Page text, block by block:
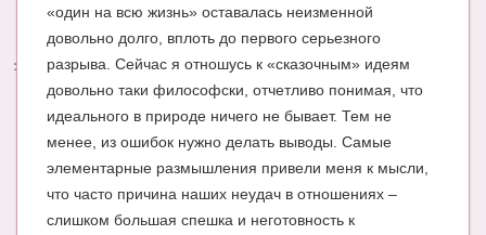
Календарь беременности
Энциклопедия
МАМИНА БИБЛИОТЕКА
Энциклопедия беременных
«один на всю жизнь» оставалась неизменной
довольно долго, вплоть до первого серьезного
разрыва. Сейчас я отношусь к «сказочным» идеям
довольно таки философски, отчетливо понимая, что
идеального в природе ничего не бывает. Тем не
менее, из ошибок нужно делать выводы. Самые
элементарные размышления привели меня к мысли,
что часто причина наших неудач в отношениях –
слишком большая спешка и неготовность к